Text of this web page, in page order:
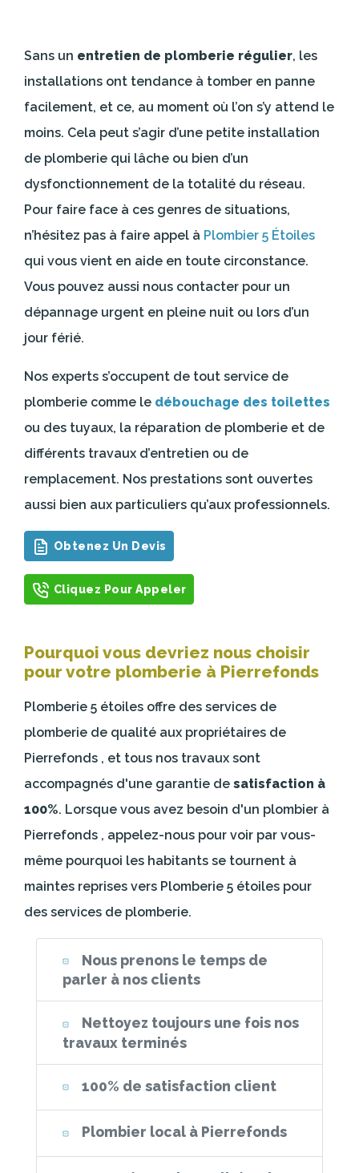
Sans un entretien de plomberie régulier, les
installations ont tendance à tomber en panne
facilement, et ce, au moment où l’on s’y attend le
moins. Cela peut s’agir d’une petite installation
de plomberie qui lâche ou bien d’un
dysfonctionnement de la totalité du réseau.
Pour faire face à ces genres de situations,
n’hésitez pas à faire appel à Plombier 5 Étoiles
qui vous vient en aide en toute circonstance.
Vous pouvez aussi nous contacter pour un
dépannage urgent en pleine nuit ou lors d’un
jour férié.
Nos experts s’occupent de tout service de
plomberie comme le débouchage des toilettes
ou des tuyaux, la réparation de plomberie et de
différents travaux d’entretien ou de
remplacement. Nos prestations sont ouvertes
aussi bien aux particuliers qu’aux professionnels.
Obtenez Un Devis
Cliquez Pour Appeler
Pourquoi vous devriez nous choisir
pour votre plomberie à Pierrefonds
Plomberie 5 étoiles offre des services de
plomberie de qualité aux propriétaires de
Pierrefonds , et tous nos travaux sont
accompagnés d'une garantie de satisfaction à
100%. Lorsque vous avez besoin d'un plombier à
Pierrefonds , appelez-nous pour voir par vous-
même pourquoi les habitants se tournent à
maintes reprises vers Plomberie 5 étoiles pour
des services de plomberie.
Nous prenons le temps de
parler à nos clients
Nettoyez toujours une fois nos
travaux terminés
100% de satisfaction client
Plombier local à Pierrefonds